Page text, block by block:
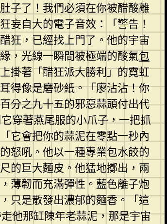
子了！我們必須在你被醋酸離
妄自大的電子音效：「警告！
狂，已經找上門了。他的宇宙
，光線一瞬間被極端的酸氣包
掛著「醋狂派大勝利」的霓虹
得像是磨砂紙。「廖沾沾！你
分之九十五的邪惡蒜頭付出代
穿著燕尾服的小爪子，一把抓
它會把你的蒜泥在零點一秒內
怒吼。他以一種專業包水餃的
的巨大麵皮。他猛地擲出，兩
薄韌而充滿彈性。藍色離子炮
只是散發出濃郁的麵香。「這
他那缸陳年老蒜泥，那是宇宙